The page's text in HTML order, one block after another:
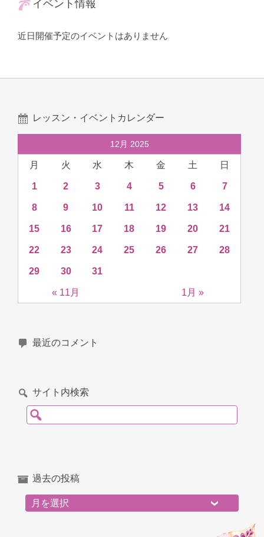
イベント情報
近日開催予定のイベントはありません
レッスン・イベントカレンダー
12月 2025
月 火 水 木 金 土 日
« 11月 1月 »
1 2 3 4 5 6 7
8 9 10 11 12 13 14
15 16 17 18 19 20 21
22 23 24 25 26 27 28
29 30 31
最近のコメント
サイト内検索
検索:
過去の投稿
過去の投稿